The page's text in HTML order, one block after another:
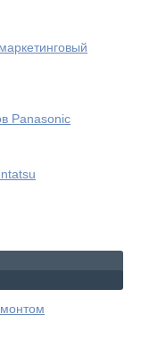
Panasonic